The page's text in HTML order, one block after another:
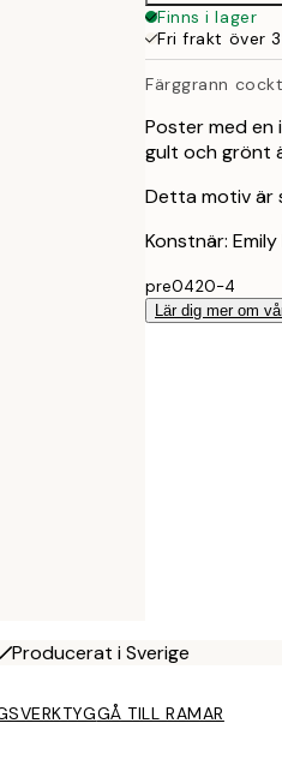
Finns i lager
Fri frakt över
Färggrann
Poster med en
gult och grönt
Detta motiv är
Konstnär:
pre0420-4
Lär dig mer om
Producerat i Sverige
GÅ TILL RAMAR